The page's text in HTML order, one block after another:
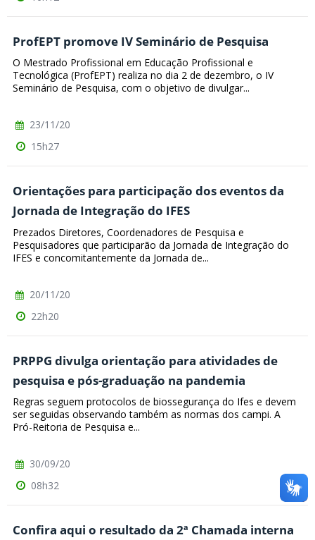
ProfEPT promove IV Seminário de Pesquisa
O Mestrado Profissional em Educação Profissional e
Tecnológica (ProfEPT) realiza no dia 2 de dezembro, o IV
Seminário de Pesquisa, com o objetivo de divulgar...
23/11/20
15h27
Orientações para participação dos eventos da
Jornada de Integração do IFES
Prezados Diretores, Coordenadores de Pesquisa e
Pesquisadores que participarão da Jornada de Integração do
IFES e concomitantemente da Jornada de...
20/11/20
22h20
PRPPG divulga orientação para atividades de
pesquisa e pós-graduação na pandemia
Regras seguem protocolos de biossegurança do Ifes e devem
ser seguidas observando também as normas dos campi. A
Pró-Reitoria de Pesquisa e...
30/09/20
08h32
Confira aqui o resultado da 2ª Chamada interna